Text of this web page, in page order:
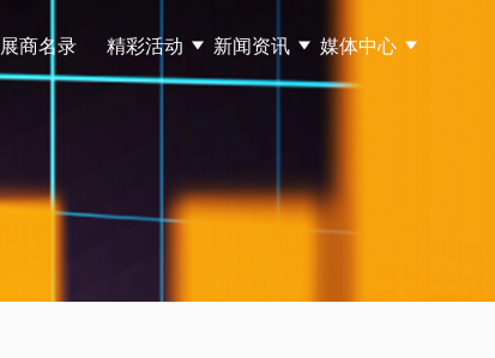
展商名录 精彩活动 新闻资讯 媒体中心